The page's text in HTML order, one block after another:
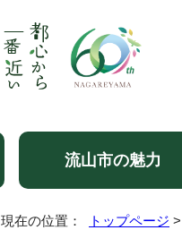
流山市の魅力
現在の位置： トップページ >